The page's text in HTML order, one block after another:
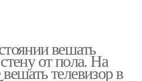
вешать
от пола. На
телевизор в